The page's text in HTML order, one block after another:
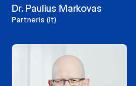
Dr. Paulius Markovas
Partneris (lt)